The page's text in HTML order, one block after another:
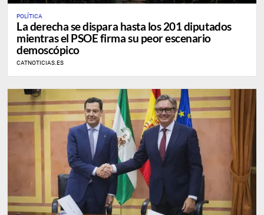
POLÍTICA
La derecha se dispara hasta los 201 diputados
mientras el PSOE firma su peor escenario
demoscópico
CATNOTICIAS.ES